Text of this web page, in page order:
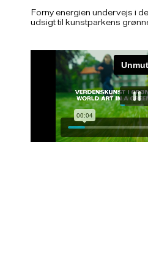
Forny energien undervejs i
udsigt til kunstparkens